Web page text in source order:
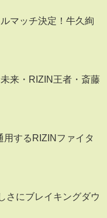
マッチ決定！牛久絢
来・RIZIN王者・斎藤
用するRIZINファイタ
さにブレイキングダウ